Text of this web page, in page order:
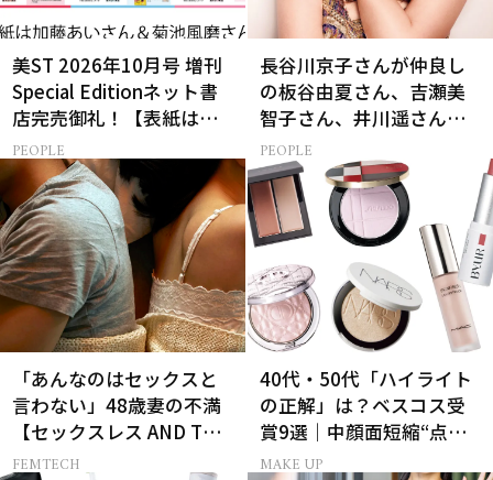
美ST 2026年10月号 増刊
Special Editionネット書
店完売御礼！【表紙は加
藤あいさん＆菊池風磨さ
ん】
PEOPLE
長谷川京子さんが仲良し
の板谷由夏さん、吉瀬美
智子さん、井川遥さんと
集まる理由は…
PEOPLE
「あんなのはセックスと
言わない」48歳妻の不満
【セックスレス AND THE
CITY -女たちの告白-】
FEMTECH
40代・50代「ハイライト
の正解」は？ベスコス受
賞9選｜中顔面短縮“点置
き”メイク法も
MAKE UP